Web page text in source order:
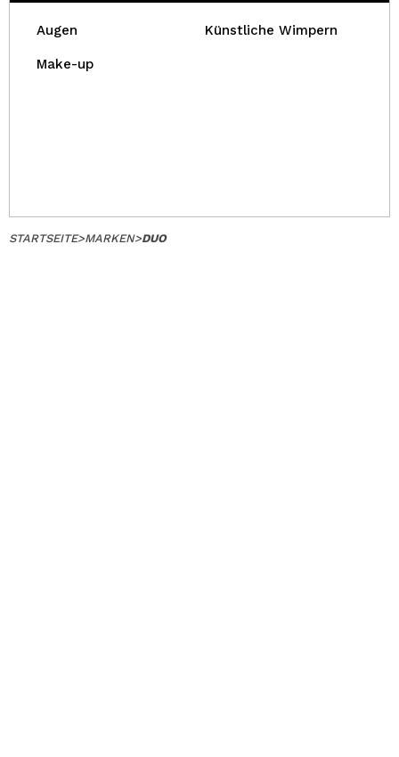
Augen Künstliche Wimpern
Make-up
STARTSEITE>MARKEN>DUO